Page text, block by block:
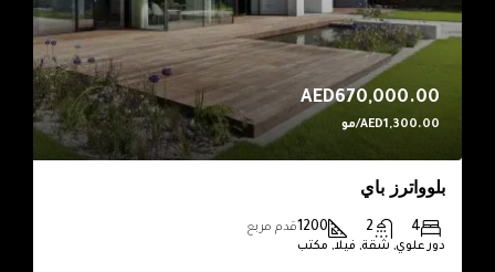
AED670,000.00
AED1,300.00/مو
بلوواترز باي
4
2
1200 قدم مربع
دور علوي, شقة, فيلا, مكتب